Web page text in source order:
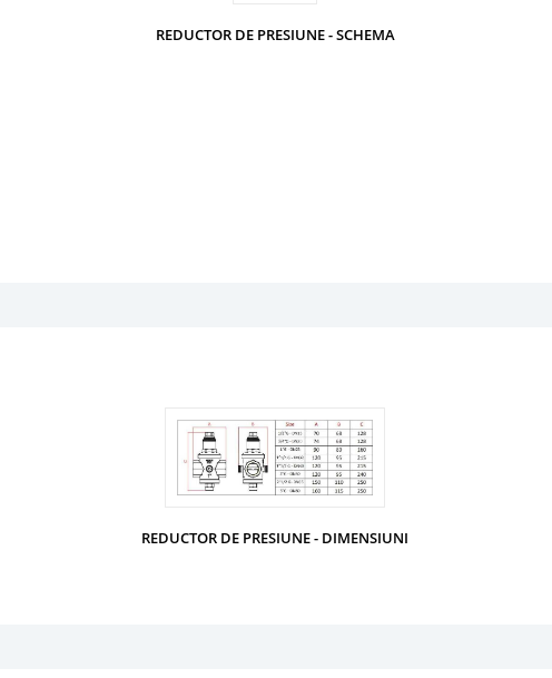
REDUCTOR DE PRESIUNE - SCHEMA
REDUCTOR DE PRESIUNE - DIMENSIUNI